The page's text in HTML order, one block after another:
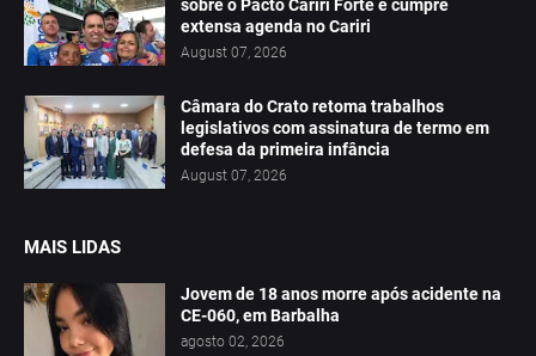
sobre o Pacto Cariri Forte e cumpre
extensa agenda no Cariri
August 07, 2026
Câmara do Crato retoma trabalhos
legislativos com assinatura de termo em
defesa da primeira infância
August 07, 2026
MAIS LIDAS
Jovem de 18 anos morre após acidente na
CE-060, em Barbalha
agosto 02, 2026